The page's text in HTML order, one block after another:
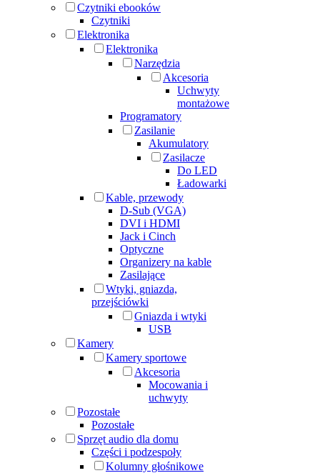
Czytniki ebooków
Czytniki
Elektronika
Elektronika
Narzędzia
Akcesoria
Uchwyty
montażowe
Programatory
Zasilanie
Akumulatory
Zasilacze
Do LED
Ładowarki
Kable, przewody
D-Sub (VGA)
DVI i HDMI
Jack i Cinch
Optyczne
Organizery na kable
Zasilające
Wtyki, gniazda,
przejściówki
Gniazda i wtyki
USB
Kamery
Kamery sportowe
Akcesoria
Mocowania i
uchwyty
Pozostałe
Pozostałe
Sprzęt audio dla domu
Części i podzespoły
Kolumny głośnikowe